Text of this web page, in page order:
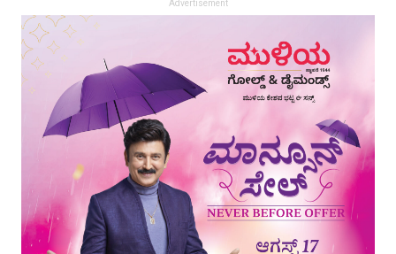
Advertisement